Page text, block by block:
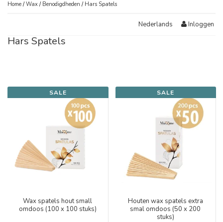
Home /Wax / Benodigdheden / Hars Spatels
Nederlands Inloggen
Hars Spatels
SALE
Wax spatels hout small
omdoos (100 x 100 stuks)
SALE
Houten wax spatels extra
smal omdoos (50 x 200
stuks)